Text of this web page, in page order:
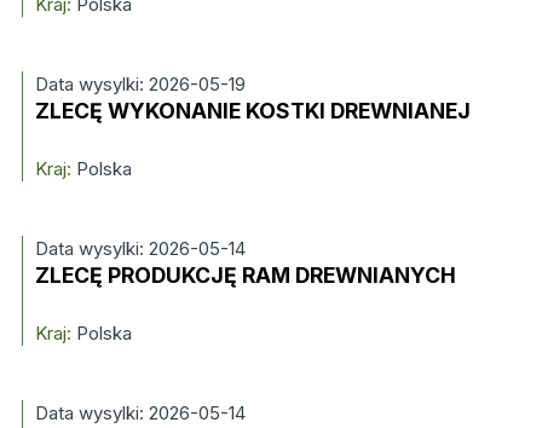
Data wysylki: 2026-05-19
ZLECĘ WYKONANIE KOSTKI DREWNIANEJ
Kraj: Polska
Data wysylki: 2026-05-14
ZLECĘ PRODUKCJĘ RAM DREWNIANYCH
Kraj: Polska
Data wysylki: 2026-05-14